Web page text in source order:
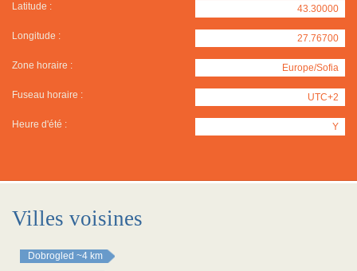
Latitude : 43.30000
Longitude : 27.76700
Zone horaire : Europe/Sofia
Fuseau horaire : UTC+2
Heure d'été : Y
Villes voisines
Dobrogled ~4 km